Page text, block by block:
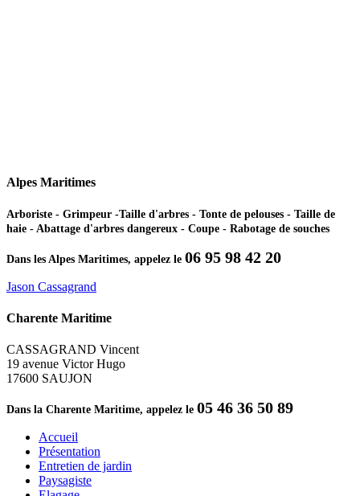
Alpes Maritimes
Arboriste - Grimpeur -Taille d'arbres - Tonte de pelouses - Taille de
haie - Abattage d'arbres dangereux - Coupe - Rabotage de souches
Dans les Alpes Maritimes, appelez le 06 95 98 42 20
Jason Cassagrand
Charente Maritime
CASSAGRAND Vincent
19 avenue Victor Hugo
17600 SAUJON
Dans la Charente Maritime, appelez le 05 46 36 50 89
Accueil
Présentation
Entretien de jardin
Paysagiste